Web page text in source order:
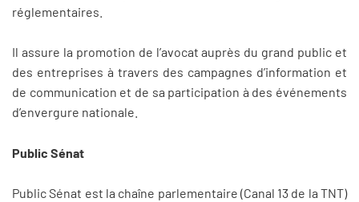
réglementaires.
Il assure la promotion de l’avocat auprès du grand public et
des entreprises à travers des campagnes d’information et
de communication et de sa participation à des événements
d’envergure nationale.
Public Sénat
Public Sénat est la chaîne parlementaire (Canal 13 de la TNT)